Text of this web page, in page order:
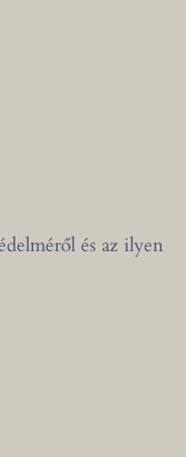
és az ilyen